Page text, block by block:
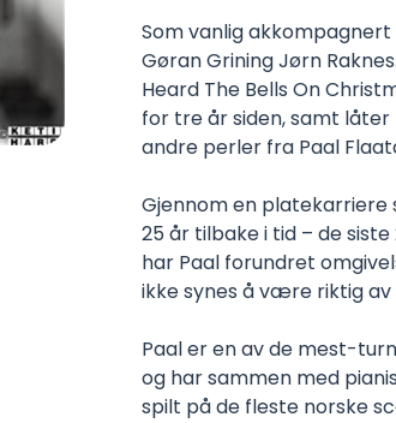
Som vanlig
Gøran Grining Jørn
Heard The Bells On
for tre år siden, samt låter
andre perler fra Paal
Gjennom en
25 år tilbake i tid – de
har Paal forundret
ikke synes å være riktig av
Paal er en av de mest-
og har sammen med
spilt på de fleste norske